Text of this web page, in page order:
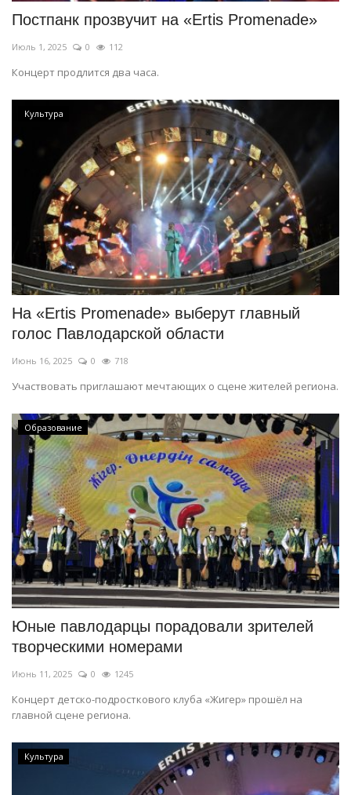
Постпанк прозвучит на «Ertis Promenade»
Июль 1, 2025 0 112
Концерт продлится два часа.
Культура
На «Ertis Promenade» выберут главный
голос Павлодарской области
Июнь 16, 2025 0 718
Участвовать приглашают мечтающих о сцене жителей региона.
Образование
Юные павлодарцы порадовали зрителей
творческими номерами
Июнь 11, 2025 0 1245
Концерт детско-подросткового клуба «Жигер» прошёл на
главной сцене региона.
Культура